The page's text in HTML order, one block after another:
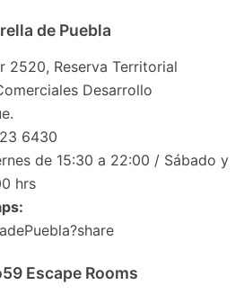
de Puebla
2520, Reserva Territorial
Desarrollo
6430
de 15:30 a 22:00 / Sábado y
hrs
Escape Rooms